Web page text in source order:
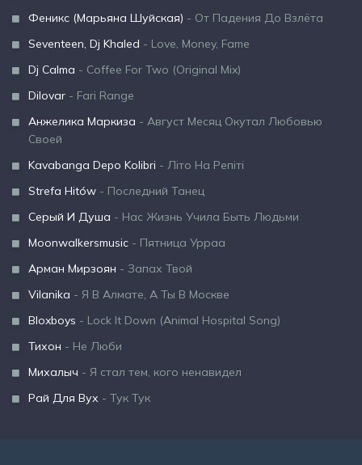
Феникс (Марьяна Шуйская) - От Падения До Взлёта
Seventeen, Dj Khaled - Love, Money, Fame
Dj Calma - Coffee For Two (Original Mix)
Dilovar - Fari Range
Анжелика Маркиза - Август Месяц Окутал Любовью
Своей
Kavabanga Depo Kolibri - Літо На Репіті
Strefa Hitów - Последний Танец
Серый И Душа - Нас Жизнь Учила Быть Людьми
Moonwalkersmusic - Пятница Урраа
Арман Мирзоян - Запах Твой
Vilanika - Я В Алмате, А Ты В Москве
Bloxboys - Lock It Down (Animal Hospital Song)
Тихон - Не Люби
Михалыч - Я стал тем, кого ненавидел
Рай Для Вух - Тук Тук